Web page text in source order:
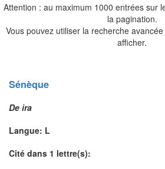
Attention : au maximum 1000 entrées sur
la pagination.
Vous pouvez utiliser la recherche
afficher.
Sénèque
De ira
Langue: L
Cité dans 1 lettre(s):